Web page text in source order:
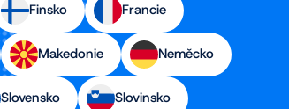
Finsko Francie
Makedonie Neměcko
Slovensko Slovinsko